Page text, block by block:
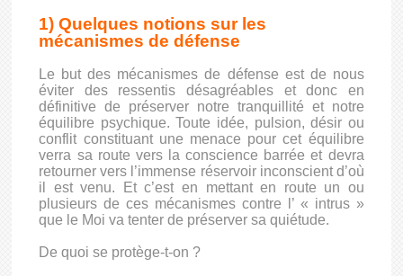
1) Quelques notions sur les
mécanismes de défense
Le but des mécanismes de défense est de nous
éviter des ressentis désagréables et donc en
définitive de préserver notre tranquillité et notre
équilibre psychique. Toute idée, pulsion, désir ou
conflit constituant une menace pour cet équilibre
verra sa route vers la conscience barrée et devra
retourner vers l’immense réservoir inconscient d’où
il est venu. Et c’est en mettant en route un ou
plusieurs de ces mécanismes contre l’ « intrus »
que le Moi va tenter de préserver sa quiétude.
De quoi se protège-t-on ?